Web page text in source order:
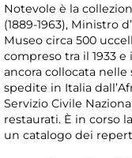
Notevole è la
(1889-1963), Ministro
Museo circa 500
compreso tra il 1933 e
ancora collocata nelle
spedite in Italia
Servizio Civile
restaurati. È in corso
un catalogo dei